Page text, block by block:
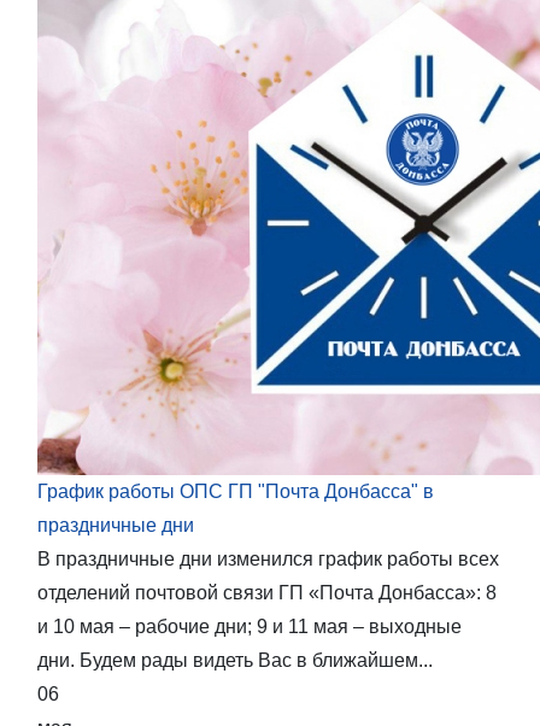
График работы ОПС ГП "Почта Донбасса" в
праздничные дни
В праздничные дни изменился график работы всех
отделений почтовой связи ГП «Почта Донбасса»: 8
и 10 мая – рабочие дни; 9 и 11 мая – выходные
дни. Будем рады видеть Вас в ближайшем...
06